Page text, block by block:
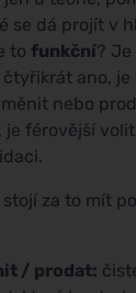
se dá projít v
to funkční? Je
čtyřikrát ano, je
nebo
je férovější
za to mít
/ prodat: